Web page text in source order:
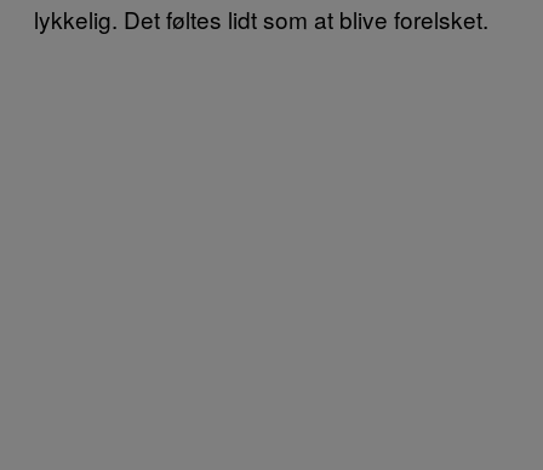
lykkelig. Det føltes lidt som at blive forelsket.